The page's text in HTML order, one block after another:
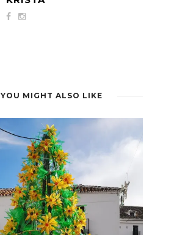
YOU MIGHT ALSO LIKE